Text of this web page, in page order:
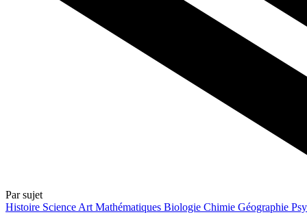
Par sujet
Histoire Science Art Mathématiques Biologie Chimie Géographie